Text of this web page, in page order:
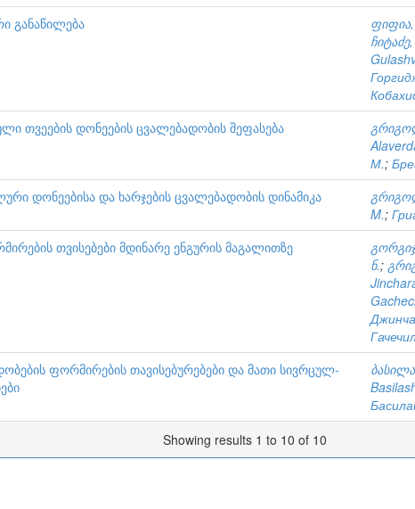
განაწილება ფიფია,
თვეების დონეების ცვალებადობის შეფასება
М.;
დონეებისა და ხარჯების ცვალებადობის დინამიკა
M.;
თვისებები მდინარე ენგურის მაგალითზე
ნ.;
ფორმირების თავისებურებები და მათი სივრცულ-
Showing results 1 to 10 of 10